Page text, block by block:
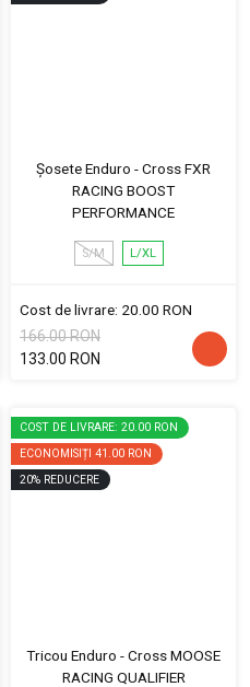
Șosete Enduro - Cross FXR
RACING BOOST
PERFORMANCE
S/M L/XL
Cost de livrare: 20.00 RON
166.00 RON
133.00 RON
COST DE LIVRARE: 20.00 RON
ECONOMISIȚI 41.00 RON
20% REDUCERE
Tricou Enduro - Cross MOOSE
RACING QUALIFIER